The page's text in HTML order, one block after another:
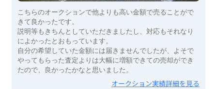
こちらのオークションで他よりも高い金額で売ることがで
きて良かったです。
説明等もきちんとしていただきましたし、対応もそれなり
によかったとおもっています。
自分の希望していた金額には届きませんでしたが、よそで
やってもらった査定よりは大幅に増額できての売却ができ
たので、良かったかなと思いました。
オークション実績詳細を見る